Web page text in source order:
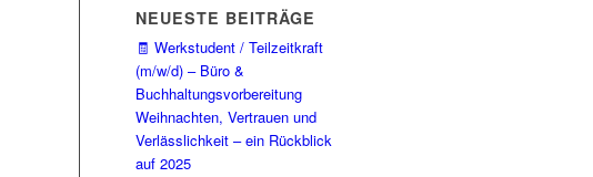
NEUESTE BEITRÄGE
🧾 Werkstudent / Teilzeitkraft
(m/w/d) – Büro &
Buchhaltungsvorbereitung
Weihnachten, Vertrauen und
Verlässlichkeit – ein Rückblick
auf 2025